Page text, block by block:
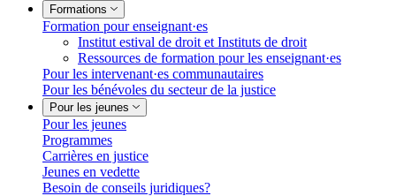
Formations
Formation pour enseignant·es
Institut estival de droit et Instituts de droit
Ressources de formation pour les enseignant·es
Pour les intervenant·es communautaires
Pour les bénévoles du secteur de la justice
Pour les jeunes
Pour les jeunes
Programmes
Carrières en justice
Jeunes en vedette
Besoin de conseils juridiques?